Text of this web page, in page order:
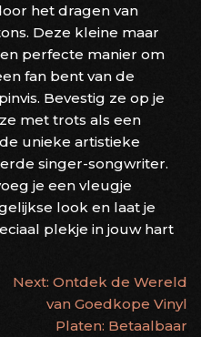
het dragen van
Deze kleine maar
perfecte manier om
fan bent van de
Bevestig ze op je
met trots als een
unieke artistieke
singer-songwriter.
je een vleugje
look en laat je
plekje in jouw hart
Next: Ontdek de Wereld
van Goedkope Vinyl
Platen: Betaalbaar